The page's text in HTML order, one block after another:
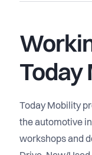
Today
Today Mobility
the automotive
workshops and